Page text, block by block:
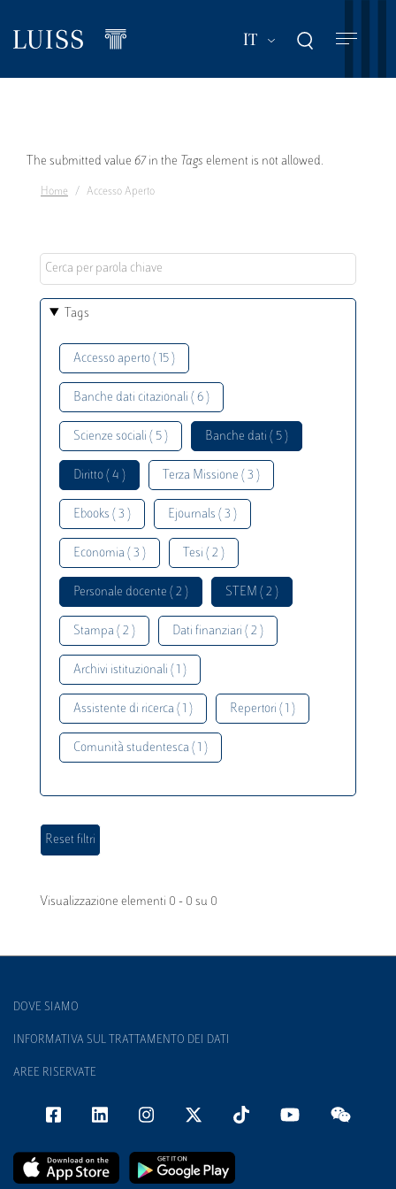
contenuto
IT Mostra ulteriori
Messaggio
di
The submitted value 67 in the Tags element is not allowed.
Home Accesso Aperto
Tags
Accesso aperto ( 15 )
Banche dati citazionali ( 6 )
Scienze sociali ( 5 ) Banche dati ( 5 )
Diritto ( 4 ) Terza Missione ( 3 )
Ebooks ( 3 ) Ejournals ( 3 )
Economia ( 3 ) Tesi ( 2 )
Personale docente ( 2 ) STEM ( 2 )
Stampa ( 2 ) Dati finanziari ( 2 )
Archivi istituzionali ( 1 )
Assistente di ricerca ( 1 ) Repertori ( 1 )
Comunità studentesca ( 1 )
Visualizzazione elementi 0 - 0 su 0
DOVE SIAMO
INFORMATIVA SUL TRATTAMENTO DEI DATI
AREE RISERVATE